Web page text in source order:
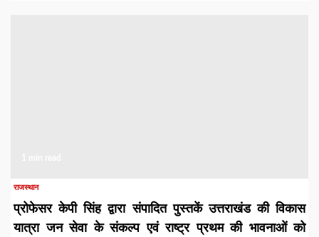
राजस्थान
प्रोफेसर केपी सिंह द्वारा संपादित पुस्तकें उत्तराखंड की विकास
यात्रा जन सेवा के संकल्प एवं राष्ट्र प्रथम की भावनाओं को